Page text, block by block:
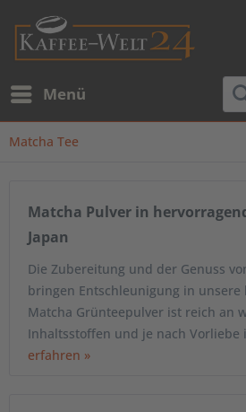
Menü
Matcha Tee
Matcha Pulver in
Japan
Die Zubereitung und der Genuss
bringen Entschleunigung in unsere
Matcha Grünteepulver ist reich an
Inhaltsstoffen und je nach Vorliebe
erfahren »